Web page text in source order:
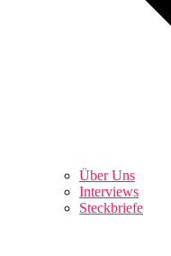
Über Uns
Interviews
Steckbriefe